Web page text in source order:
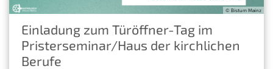
© Bistum Mainz
Einladung zum Türöffner-Tag im
Pristerseminar/Haus der kirchlichen
Berufe